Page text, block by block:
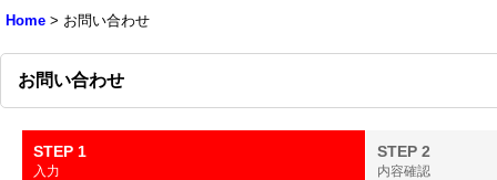
Home > お問い合わせ
お問い合わせ
STEP 1
入力
STEP 2
内容確認